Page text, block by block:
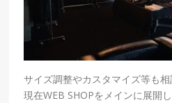
サイズ調整やカスタマイズ等も相
現在WEB SHOPをメインに展開